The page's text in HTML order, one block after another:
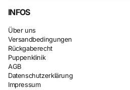
INFOS
Über uns
Versandbedingungen
Rückgaberecht
Puppenklinik
AGB
Datenschutzerklärung
Impressum